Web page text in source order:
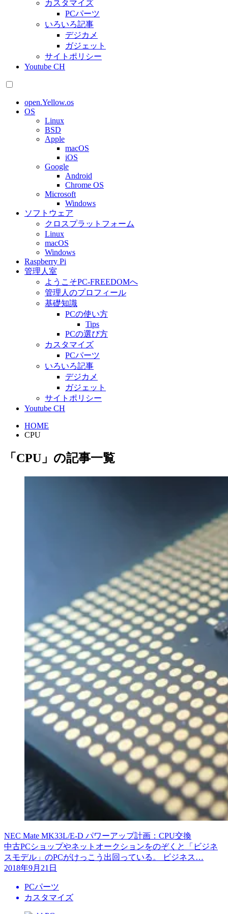
カスタマイズ
PCパーツ
いろいろ記事
デジカメ
ガジェット
サイトポリシー
Youtube CH
open.Yellow.os
OS
Linux
BSD
Apple
macOS
iOS
Google
Android
Chrome OS
Microsoft
Windows
ソフトウェア
クロスプラットフォーム
Linux
macOS
Windows
Raspberry Pi
管理人室
ようこそPC-FREEDOMへ
管理人のプロフィール
基礎知識
PCの使い方
Tips
PCの選び方
カスタマイズ
PCパーツ
いろいろ記事
デジカメ
ガジェット
サイトポリシー
Youtube CH
HOME
CPU
「CPU」の記事一覧
NEC Mate MK33L/E-D パワーアップ計画：CPU交換
中古PCショップやネットオークションをのぞくと「ビジネ
スモデル」のPCがけっこう出回っている。 ビジネス…
2018年9月21日
PCパーツ
カスタマイズ